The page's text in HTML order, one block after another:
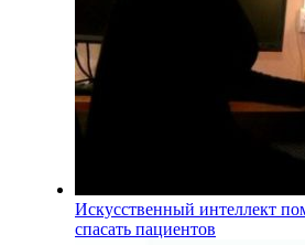
Искусственный интеллект
спасать пациентов